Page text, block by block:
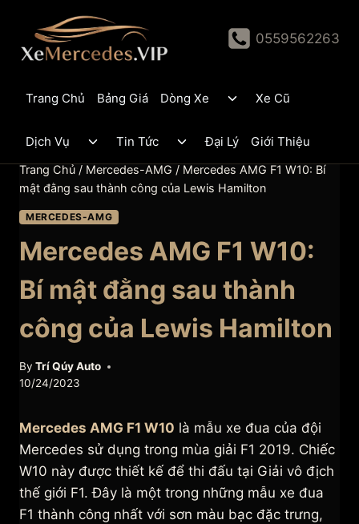
content
0559562263
Trang Chủ Bảng Giá Dòng Xe
ToggleXe Cũ
Dịch Vụ
Toggle
menu
Tin Tức
Toggle
menu
Đại Lý Giới Thiệu
Trang Chủ / Mercedes-AMG / Mercedes AMG F1 W10: Bí
mật đằng sau thành công của Lewis Hamilton
MERCEDES-AMG
Mercedes AMG F1 W10:
Bí mật đằng sau thành
công của Lewis Hamilton
By Trí Qúy Auto
10/24/2023
Mercedes AMG F1 W10 là mẫu xe đua của đội
Mercedes sử dụng trong mùa giải F1 2019. Chiếc
W10 này được thiết kế để thi đấu tại Giải vô địch
thế giới F1. Đây là một trong những mẫu xe đua
F1 thành công nhất với sơn màu bạc đặc trưng,